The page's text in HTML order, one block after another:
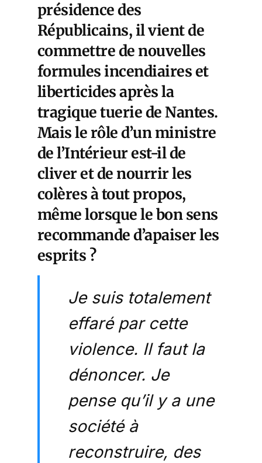
présidence des
Républicains, il vient de
commettre de nouvelles
formules incendiaires et
liberticides après la
tragique tuerie de Nantes.
Mais le rôle d’un ministre
de l’Intérieur est-il de
cliver et de nourrir les
colères à tout propos,
même lorsque le bon sens
recommande d’apaiser les
esprits ?
Je suis totalement
effaré par cette
violence. Il faut la
dénoncer. Je
pense qu’il y a une
société à
reconstruire, des